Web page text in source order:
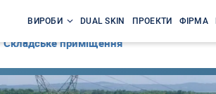
ВИРОБИ DUAL SKIN ПРОЕКТИ ФІРМА
Складське приміщення